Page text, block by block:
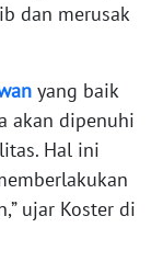
dan merusak
yang baik
akan dipenuhi
Hal ini
ujar Koster di